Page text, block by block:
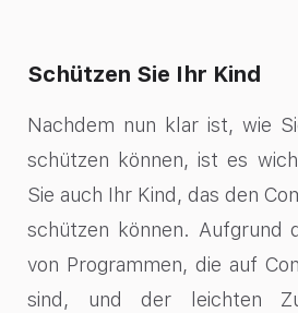
Schützen Sie Ihr Kind
Nachdem nun klar ist, wie
schützen können, ist es
Sie auch Ihr Kind, das den
schützen können. Aufgrund
von Programmen, die auf
sind, und der leichten